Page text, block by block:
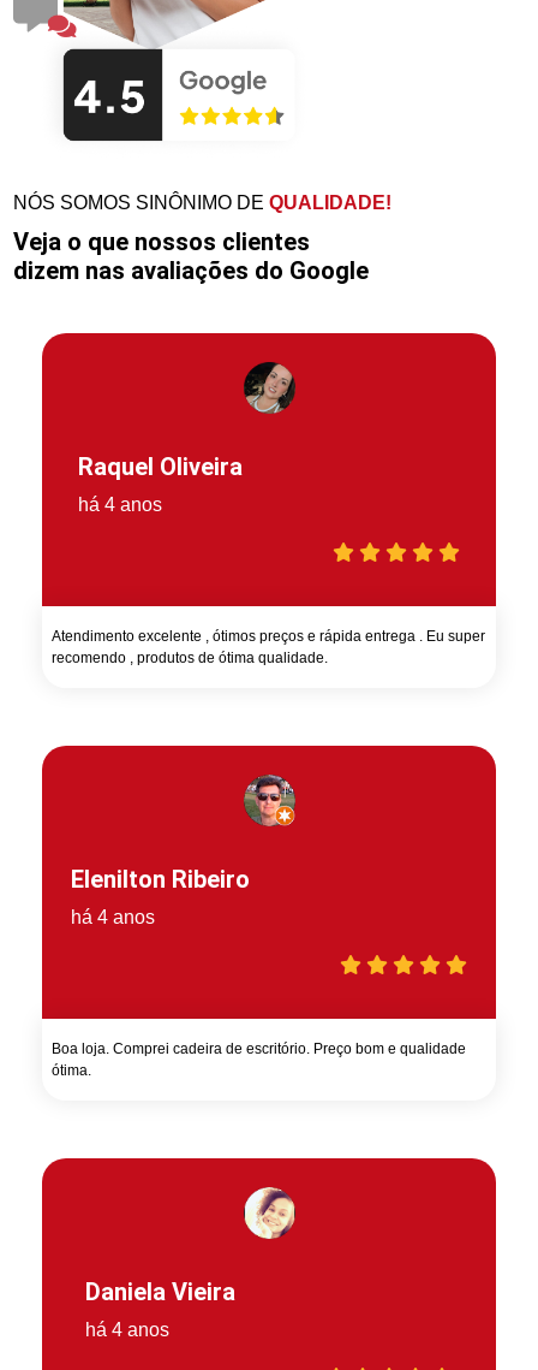
NÓS SOMOS SINÔNIMO DEQUALIDADE!
Veja o que nossos clientes
dizem nas avaliações do Google
Raquel Oliveira
há 4 anos
Atendimento excelente , ótimos preços e rápida entrega . Eu super
recomendo , produtos de ótima qualidade.
Elenilton Ribeiro
há 4 anos
Boa loja. Comprei cadeira de escritório. Preço bom e qualidade
ótima.
Daniela Vieira
há 4 anos